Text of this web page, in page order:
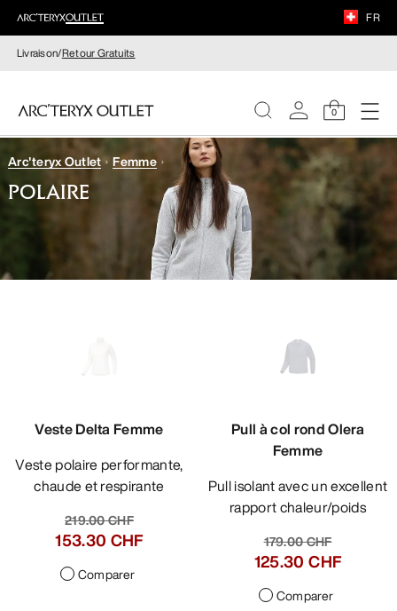
FR
Livraison/Retour Gratuits
0
FEMME
HOMME
Arc'teryx Outlet Femme
POLAIRE
Veste Delta Femme
Veste polaire performante,
chaude et respirante
219.00 CHF
153.30 CHF
Comparer
Pull à col rond Olera
Femme
Pull isolant avec un excellent
rapport chaleur/poids
179.00 CHF
125.30 CHF
Comparer